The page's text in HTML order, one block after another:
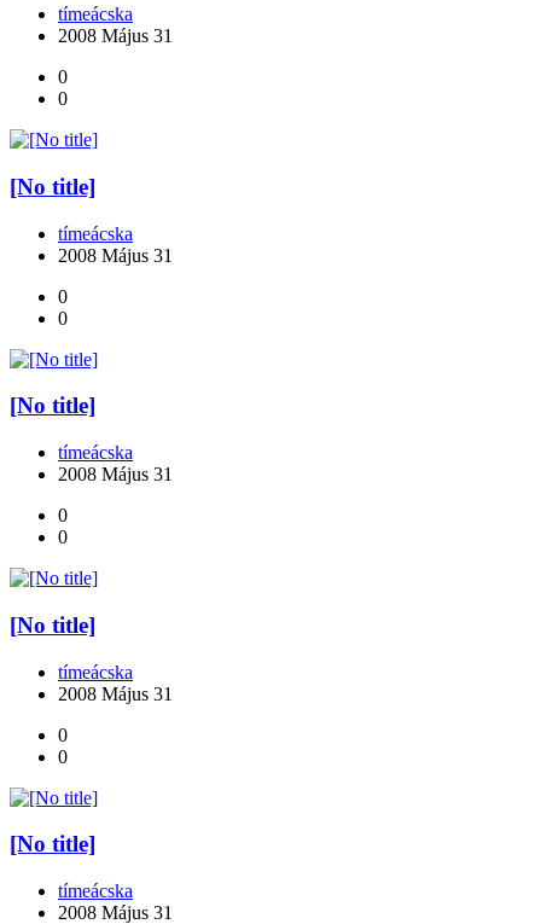
tímeácska
2008 Május 31
0
0
[No title]
tímeácska
2008 Május 31
0
0
[No title]
tímeácska
2008 Május 31
0
0
[No title]
tímeácska
2008 Május 31
0
0
[No title]
tímeácska
2008 Május 31